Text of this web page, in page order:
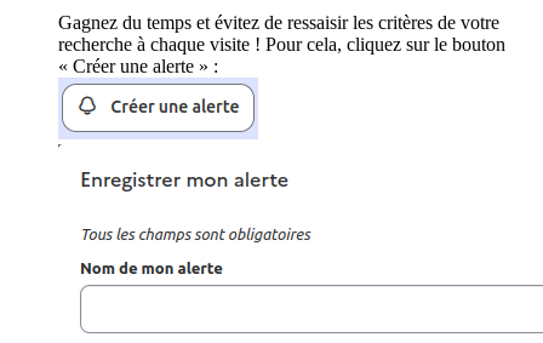
Gagnez du temps et évitez de ressaisir les critères de votre
recherche à chaque visite ! Pour cela, cliquez sur le bouton
« Créer une alerte » :